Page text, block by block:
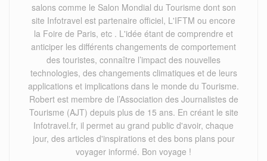
salons comme le Salon Mondial du Tourisme dont son
site Infotravel est partenaire officiel, L'IFTM ou encore
la Foire de Paris, etc . L'idée étant de comprendre et
anticiper les différents changements de comportement
des touristes, connaître l’impact des nouvelles
technologies, des changements climatiques et de leurs
applications et implications dans le monde du Tourisme.
Robert est membre de l’Association des Journalistes de
Tourisme (AJT) depuis plus de 15 ans. En créant le site
Infotravel.fr, il permet au grand public d'avoir, chaque
jour, des articles d'inspirations et des bons plans pour
voyager informé. Bon voyage !